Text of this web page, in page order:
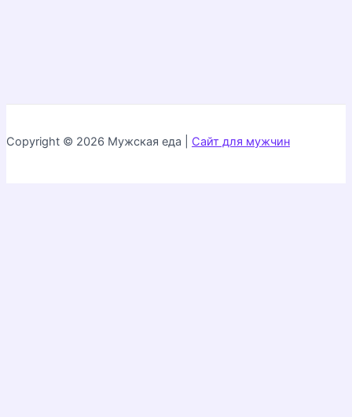
Copyright © 2026 Мужская еда | Сайт для мужчин